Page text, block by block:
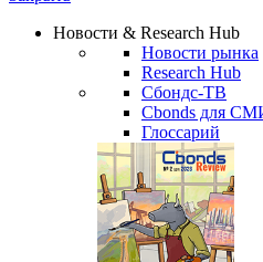
Сбондс Люди
Новости & Research Hub
Новости рынка
Research Hub
Сбондс-ТВ
Cbonds для СМИ
Глоссарий